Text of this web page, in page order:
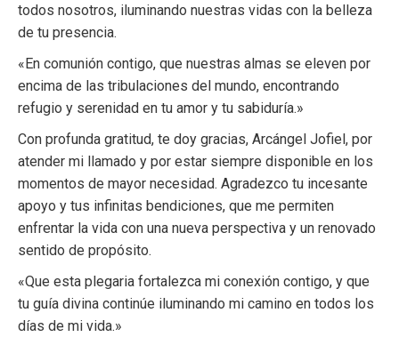
todos nosotros, iluminando nuestras vidas con la belleza
de tu presencia.
«En comunión contigo, que nuestras almas se eleven por
encima de las tribulaciones del mundo, encontrando
refugio y serenidad en tu amor y tu sabiduría.»
Con profunda gratitud, te doy gracias, Arcángel Jofiel, por
atender mi llamado y por estar siempre disponible en los
momentos de mayor necesidad. Agradezco tu incesante
apoyo y tus infinitas bendiciones, que me permiten
enfrentar la vida con una nueva perspectiva y un renovado
sentido de propósito.
«Que esta plegaria fortalezca mi conexión contigo, y que
tu guía divina continúe iluminando mi camino en todos los
días de mi vida.»